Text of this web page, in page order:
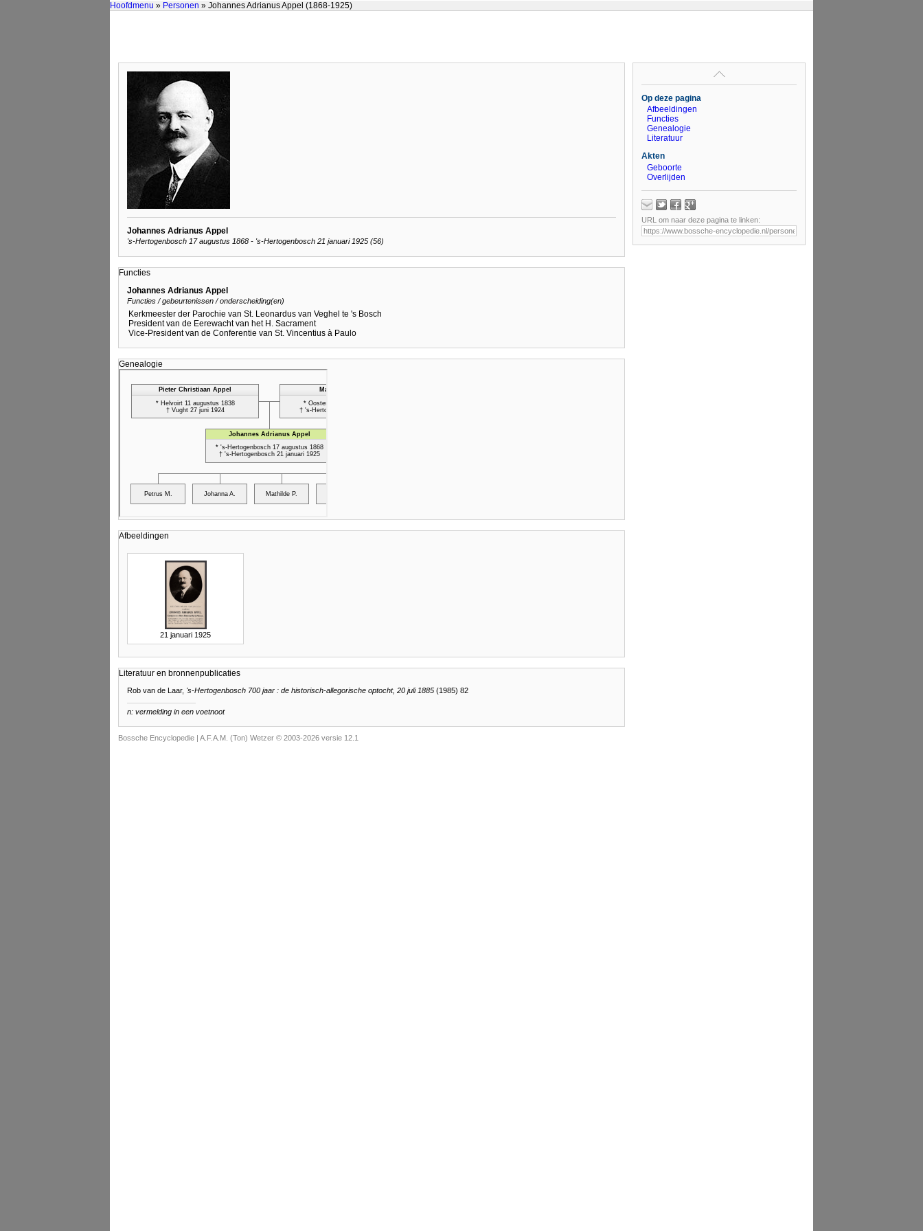
Hoofdmenu » Personen » Johannes Adrianus Appel (1868-1925)
Johannes Adrianus Appel
's-Hertogenbosch 17 augustus 1868 - 's-Hertogenbosch 21 januari 1925 (56)
Functies
Johannes Adrianus Appel
Functies / gebeurtenissen / onderscheiding(en)
Kerkmeester der Parochie van St. Leonardus van Veghel te 's Bosch
President van de Eerewacht van het H. Sacrament
Vice-President van de Conferentie van St. Vincentius à Paulo
Genealogie
Afbeeldingen
21 januari 1925
Literatuur en bronnenpublicaties
Rob van de Laar, 's-Hertogenbosch 700 jaar : de historisch-allegorische optocht, 20 juli 1885 (1985) 82
n: vermelding in een voetnoot
Op deze pagina
Afbeeldingen
Functies
Genealogie
Literatuur
Akten
Geboorte
Overlijden
URL om naar deze pagina te linken:
Bossche Encyclopedie | A.F.A.M. (Ton) Wetzer © 2003-2026 versie 12.1